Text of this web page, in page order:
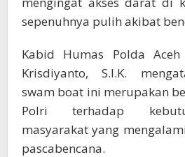
sepenuhnya pulih akibat
Kabid Humas Polda
Krisdiyanto, S.I.K.
swam boat ini merupakan
Polri terhadap
masyarakat yang
pascabencana.